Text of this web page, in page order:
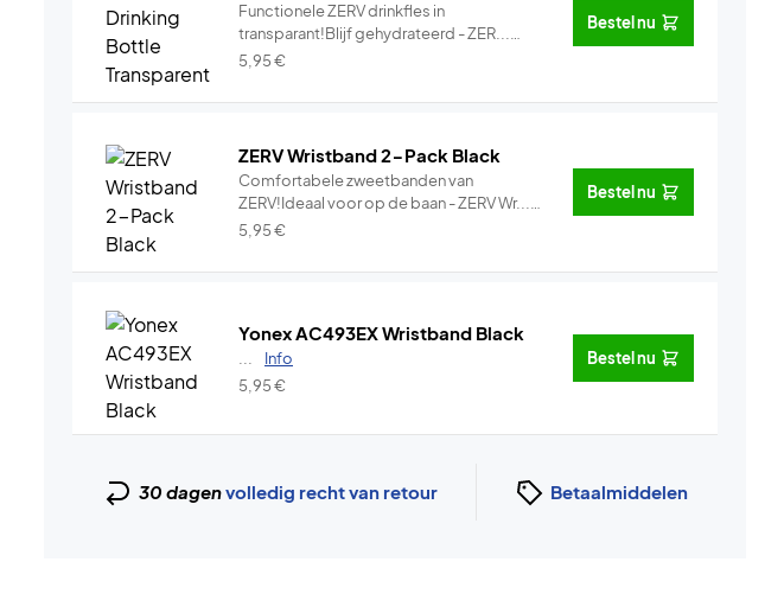
Functionele ZERV drinkfles in
transparant!Blijf gehydrateerd - ZER...
Info
5,95€
Bestel nu
ZERV Wristband 2-Pack Black
Comfortabele zweetbanden van
ZERV!Ideaal voor op de baan - ZERV Wr...
Info
5,95€
Bestel nu
Yonex AC493EX Wristband Black
Info
5,95€
Bestel nu
30 dagenvolledig recht van retour Betaalmiddelen